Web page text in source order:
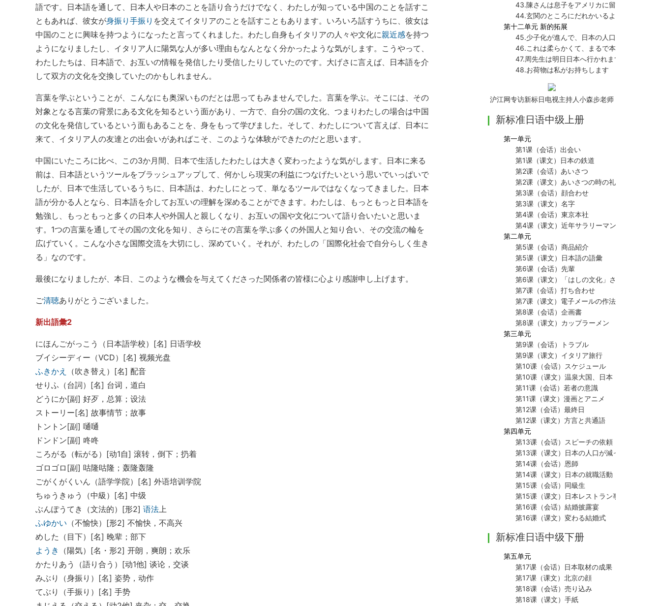
語です。日本語を通して、日本人や日本のことを語り合うだけでなく、わたしが知っている中国のことを話すこ
ともあれば、彼女が身振り 手振り を交えてイタリアのことを話すこともあります。いろいろ話すうちに、彼女は
中国のことに興味を持つようになったと言ってくれました。わたし自身もイタリアの人々や文化に親近感を持つ
ようになりましたし、イタリア人に陽気な人が多い理由もなんとなく分かったような気がします。こうやって、
わたしたちは、日本語で、お互いの情報を発信したり受信したりしていたのです。大げさに言えば、日本語を介
して双方の文化を交換していたのかもしれません。
言葉を学ぶということが、こんなにも奥深いものだとは思ってもみませんでした。言葉を学ぶ。そこには、その
対象となる言葉の背景にある文化を知るという面があり、一方で、自分の国の文化、つまりわたしの場合は中国
の文化を発信しているという面もあることを、身をもって学びました。そして、わたしについて言えば、日本に
来て、イタリア人の友達との出会いがあればこそ、このような体験ができたのだと思います。
中国にいたころに比べ、この3か月間、日本で生活したわたしは大きく変わったような気がします。日本に来る
前は、日本語というツールをブラッシュアップして、何かしら現実の利益につなげたいという思いでいっぱいで
したが、日本で生活しているうちに、日本語は、わたしにとって、単なるツールではなくなってきました。日本
語が分かる人となら、日本語を介してお互いの理解を深めることができます。わたしは、もっともっと日本語を
勉強し、もっともっと多くの日本人や外国人と親しくなり、お互いの国や文化について語り合いたいと思いま
す。1つの言葉を通してその国の文化を知り、さらにその言葉を学ぶ多くの外国人と知り合い、その交流の輪を
広げていく。こんな小さな国際交流を大切にし、深めていく。それが、わたしの「国際化社会で自分らしく生き
る」なのです。
最後になりましたが、本日、このような機会を与えてくださった関係者の皆様に心より感謝申し上げます。
ご清聴ありがとうございました。
新出語彙2
にほんごがっこう（日本語学校）[名] 日语学校
ブイシーディー（VCD）[名] 视频光盘
ふきかえ
（吹き替え）[名] 配音
せりふ（台詞）[名] 台词，道白
どうにか[副] 好歹，总算；设法
ストーリー[名] 故事情节；故事
トントン[副] 嗵嗵
ドンドン[副] 咚咚
ころがる（転がる）[动1自] 滚转，倒下；扔着
ゴロゴロ[副] 咕隆咕隆；轰隆轰隆
ごがくがくいん（語学学院）[名] 外语培训学院
ちゅうきゅう（中級）[名] 中级
ぶんぽうてき（文法的）[形2] 语法上
ふゆかい （不愉快）[形2] 不愉快，不高兴
めした（目下）[名] 晚辈；部下
ようき
（陽気）[名・形2] 开朗，爽朗；欢乐
かたりあう（語り合う）[动1他] 谈论，交谈
みぶり（身振り）[名] 姿势，动作
てぶり（手振り）[名] 手势
43.陳さんは息子をアメリカに留学させます
44.玄関のところにだれかいるようです
第十二单元 新的拓展
45.少子化が進んで、日本の人口はだんだん減
46.これは柔らかくて、まるで本物の毛皮のよ
47.周先生は明日日本へ行かれます
48.お荷物は私がお持ちします
沪江网专访新标日电视主持人小森步老师
新标准日语中级上册
第一单元
第1课（会话）出会い
第1课（课文）日本の鉄道
第2课（会话）あいさつ
第2课（课文）あいさつの時の礼儀
第3课（会话）顔合わせ
第3课（课文）名字
第4课（会话）東京本社
第4课（课文）近年サラリーマン事情
第二单元
第5课（会话）商品紹介
第5课（课文）日本語の語彙
第6课（会话）先輩
第6课（课文）「はしの文化」さまざま
第7课（会话）打ち合わせ
第7课（课文）電子メールの作法
第8课（会话）企画書
第8课（课文）カップラーメン
第三单元
第9课（会话）トラブル
第9课（课文）イタリア旅行
第10课（会话）スケジュール
第10课（课文）温泉大国、日本
第11课（会话）若者の意識
第11课（课文）漫画とアニメ
第12课（会话）最終日
第12课（课文）方言と共通語
第四单元
第13课（会话）スピーチの依頼
第13课（课文）日本の人口が減っている－少
第14课（会话）恩師
第14课（课文）日本の就職活動
第15课（会话）同級生
第15课（课文）日本レストラン事情
第16课（会话）結婚披露宴
第16课（课文）変わる結婚式
新标准日语中级下册
第五单元
第17课（会话）日本取材の成果
第17课（课文）北京の顔
第18课（会话）売り込み
第18课（课文）手紙